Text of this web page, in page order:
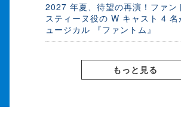
2027 年夏、待望の再演！ファン
スティーヌ役の W キャスト 4 名
ュージカル 『ファントム』
もっと見る